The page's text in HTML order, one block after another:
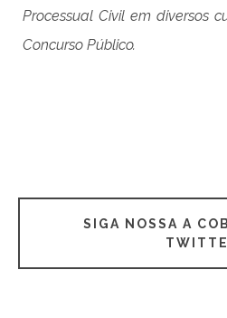
Processual Civil em diversos
Concurso Público.
SIGA NOSSA A